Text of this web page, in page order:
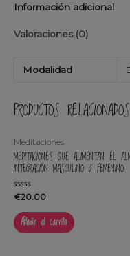
Información adicional
Valoraciones (0)
Modalidad
PRODUCTOS RELACIONADOS
Meditaciones
MEDITACIONES QUE ALIMENTAN EL
INTEGRACIÓN MASCULINO Y FEMENINO
Valorado
de
5
€20.00
Añadir al carrito